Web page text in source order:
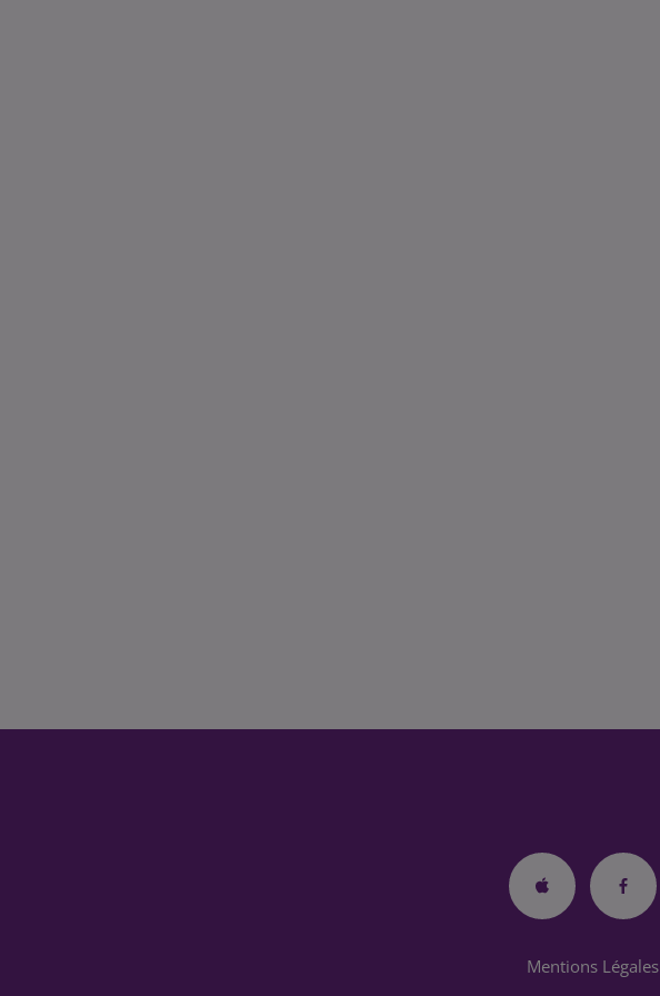
Mentions Légales